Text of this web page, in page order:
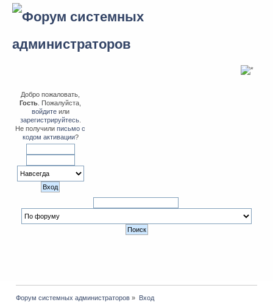
Добро пожаловать,
Гость . Пожалуйста,
войдитеили
зарегистрируйтесь.
Не получилиписьмо с
кодом активации?
Форум системных администраторов » Вход